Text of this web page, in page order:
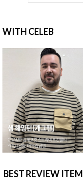
WITH CELEB
BEST REVIEW ITEM